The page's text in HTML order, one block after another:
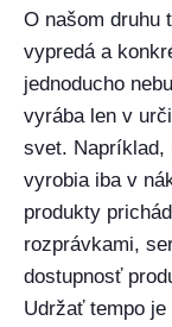
O našom druhu
vypredá a
jednoducho
vyrába len v
svet. Napríklad,
vyrobia iba v
produkty
rozprávkami,
dostupnosť
Udržať tempo